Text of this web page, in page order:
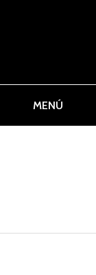
MENÚ